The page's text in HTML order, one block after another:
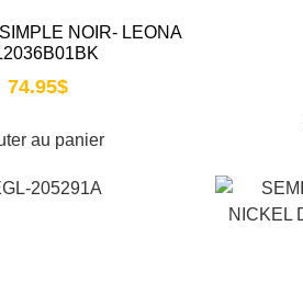
NOIR- LEONA
74.95$
au panier